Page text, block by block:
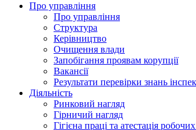
Про управління
Про управління
Структура
Керівництво
Очищення влади
Запобігання проявам корупції
Вакансії
Результати перевірки знань
Діяльність
Ринковий нагляд
Гірничий нагляд
Гігієна праці та атестація